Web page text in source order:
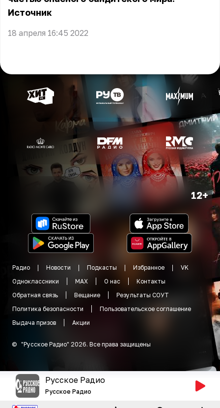
Источник
18 апреля 16:45 2022
12+
Радио Новости Подкасты Избранное
VK
Одноклассники
MAX О нас
Контакты
Обратная связь
Вещание
Результаты СОУТ
Политика безопасности
Пользовательское соглашение
Выдача призов
Акции
© "Русское Радио" 2026. Все права защищены
Русское Радио
Русское Радио